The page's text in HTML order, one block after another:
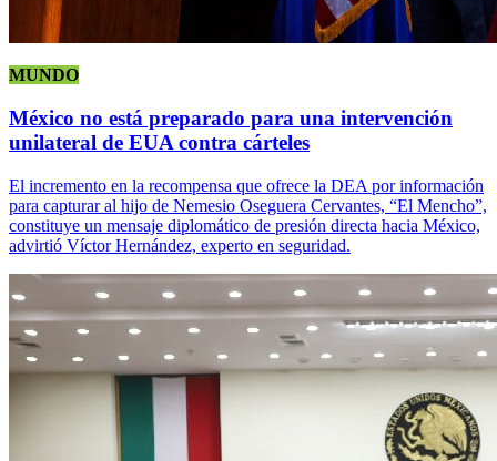
MUNDO
México no está preparado para una intervención
unilateral de EUA contra cárteles
El incremento en la recompensa que ofrece la DEA por información
para capturar al hijo de Nemesio Oseguera Cervantes, “El Mencho”,
constituye un mensaje diplomático de presión directa hacia México,
advirtió Víctor Hernández, experto en seguridad.